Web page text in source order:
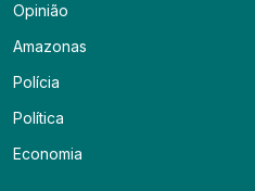
Opinião
Amazonas
Polícia
Política
Economia